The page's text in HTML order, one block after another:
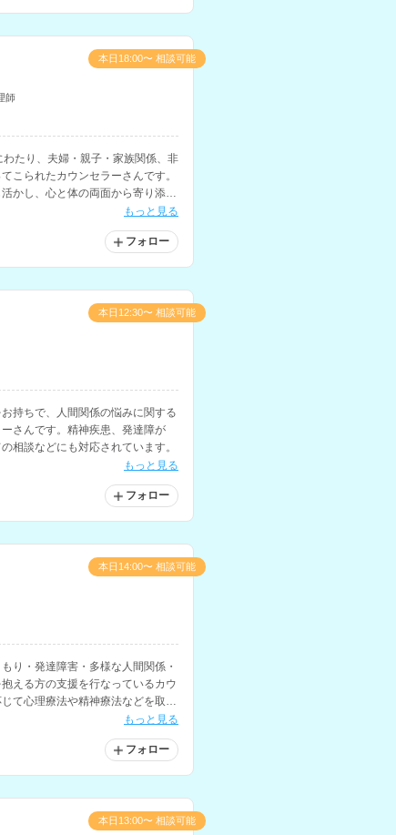
師
たり、夫婦・親子・家族関係、非
こられたカウンセラーさんです。
かし、心と体の両面から寄り添っ
もっと見る
フォロー
本日18:00〜 相談可能
持ちで、人間関係の悩みに関する
さんです。精神疾患、発達障が
相談などにも対応されています。
もっと見る
フォロー
本日12:30〜 相談可能
り・発達障害・多様な人間関係・
える方の支援を行なっているカウ
て心理療法や精神療法などを取り
師や医療従事者への相談経験もお
もっと見る
フォロー
本日14:00〜 相談可能
本日13:00〜 相談可能